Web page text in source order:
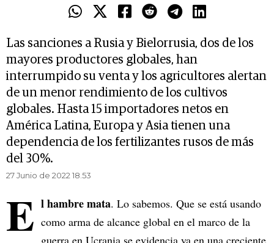
Las sanciones a Rusia y Bielorrusia, dos de los
mayores productores globales, han
interrumpido su venta y los agricultores alertan
de un menor rendimiento de los cultivos
globales. Hasta 15 importadores netos en
América Latina, Europa y Asia tienen una
dependencia de los fertilizantes rusos de más
del 30%.
27 Junio de 2022 18.53
E l hambre mata. Lo sabemos. Que se está usando
como arma de alcance global en el marco de la
guerra en Ucrania se evidencia ya en una creciente